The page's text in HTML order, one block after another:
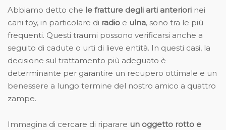
Abbiamo detto che le fratture degli arti anteriori nei
cani toy, in particolare di radio e ulna, sono tra le più
frequenti. Questi traumi possono verificarsi anche a
seguito di cadute o urti di lieve entità. In questi casi, la
decisione sul trattamento più adeguato è
determinante per garantire un recupero ottimale e un
benessere a lungo termine del nostro amico a quattro
zampe.
Immagina di cercare di riparare un oggetto rotto e